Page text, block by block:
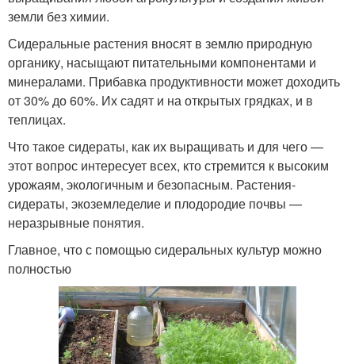
земли без химии.
Сидеральные растения вносят в землю природную
органику, насыщают питательными компонентами и
минералами. Прибавка продуктивности может доходить
от 30% до 60%. Их садят и на открытых грядках, и в
теплицах.
Что такое сидераты, как их выращивать и для чего —
этот вопрос интересует всех, кто стремится к высоким
урожаям, экологичным и безопасным. Растения-
сидераты, экоземледелие и плодородие почвы —
неразрывные понятия.
Главное, что с помощью сидеральных культур можно
полностью